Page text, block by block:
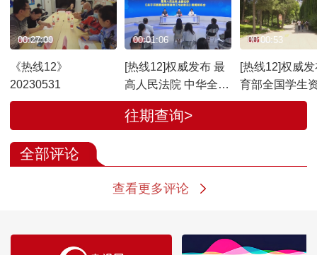
《热线12》
20230531
00:27:00
[热线12]权威发布 最
高人民法院 中华全国
妇女联合会 发布《关
于开展家庭教育指导
00:01:06
[热线12]权威
育部全国学生
理中心 发布
00:00:53
往期查询>
全部评论
查看更多评论